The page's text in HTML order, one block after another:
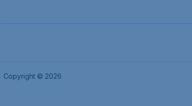
Copyright © 2026